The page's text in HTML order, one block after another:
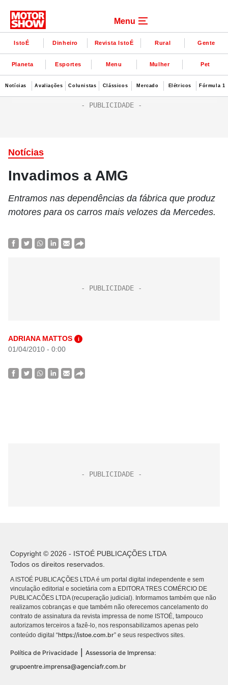
Menu
IstoÉ Dinheiro Revista IstoÉ Rural Gente
Planeta Esportes Menu Mulher Pet
Notícias Avaliações Colunistas Clássicos Mercado Elétricos Fórmula 1
Notícias
Invadimos a AMG
Entramos nas dependências da fábrica que produz
motores para os carros mais velozes da Mercedes.
ADRIANA MATTOS i
01/04/2010 - 0:00
Copyright © 2026 - ISTOÉ PUBLICAÇÕES LTDA
Todos os direitos reservados.
A ISTOÉ PUBLICAÇÕES LTDA é um portal digital independente e sem
vinculação editorial e societária com a EDITORA TRES COMÉRCIO DE
PUBLICACÕES LTDA (recuperação judicial). Informamos também que não
realizamos cobranças e que também não oferecemos cancelamento do
contrato de assinatura da revista impressa de nome ISTOÉ, tampouco
autorizamos terceiros a fazê-lo, nos responsabilizamos apenas pelo
conteúdo digital “https://istoe.com.br” e seus respectivos sites.
Política de Privacidade
Assessoria de Imprensa:
grupoentre.imprensa@agenciafr.com.br